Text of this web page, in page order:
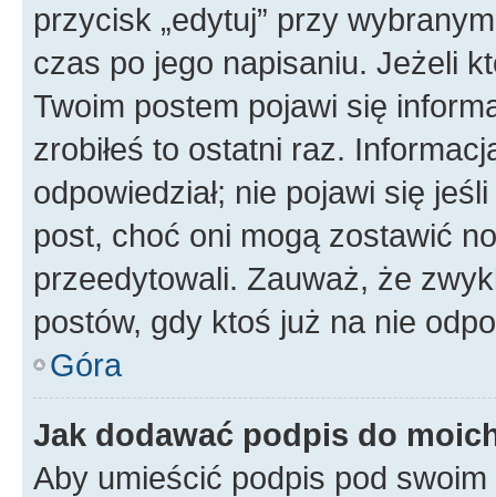
przycisk „edytuj” przy
czas po jego napisaniu. Jeżeli
Twoim postem pojawi się
zrobiłeś to ostatni raz.
odpowiedział; nie pojawi się
post, choć oni mogą zostawić
przeedytowali. Zauważ, że
postów, gdy ktoś już na nie
Góra
Jak dodawać podpis do
Aby umieścić podpis pod